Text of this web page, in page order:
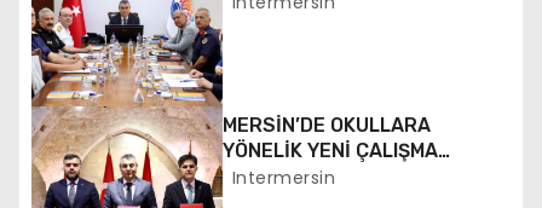
e
z
i
n
MERSİN’DE OKULLARA
YÖNELİK YENİ ÇALIŞMA
BAŞLATILDI
Intermersin